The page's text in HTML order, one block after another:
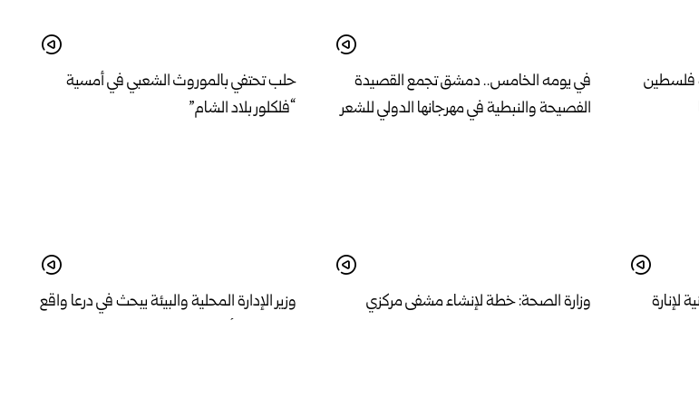
فلسطين
في يومه الخامس.. دمشق تجمع القصيدة
الفصيحة والنبطية في مهرجانها الدولي للشعر
حلب تحتفي بالموروث الشعبي في أمسية
“فلكلور بلاد الشام”
لإنارة
وزارة الصحة: خطة لإنشاء مشفى مركزي
وزير الإدارة المحلية والبيئة يبحث في درعا واقع